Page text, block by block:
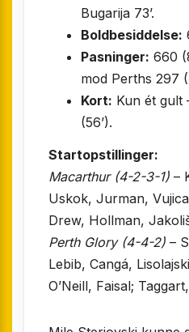
Bugarija 73’.
Boldbesiddelse:
Pasninger: 660
mod Perths 297
Kort: Kun ét gult
(56’).
Startopstillinger:
Macarthur (4-2-3-1) –
Uskok, Jurman,
Drew, Hollman,
Perth Glory (4-4-2) –
Lebib, Cangá,
O’Neill, Faisal;